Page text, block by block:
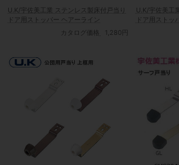
U.K/宇佐美工業 ステンレス製床付戸当り
ドア用ストッパー ヘアーライン
カタログ価格
1,280円
U.K/宇佐美工
ドア用ストッ